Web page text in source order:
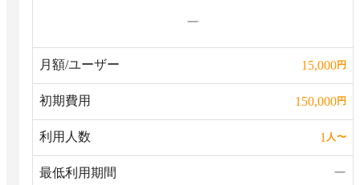
ー
月額/ユーザー 15,000円
初期費用 150,000円
利用人数 1人〜
最低利用期間 ー